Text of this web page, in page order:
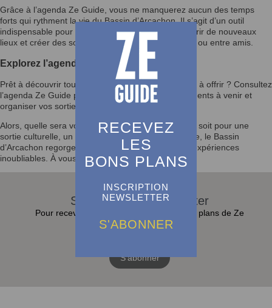
RECEVEZ
LES
BONS PLANS
INSCRIPTION
NEWSLETTER
S'ABONNER
Grâce à l’agenda Ze Guide, vous ne manquerez aucun des temps
forts qui rythment la vie du Bassin d’Arcachon. Il s’agit d’un outil
indispensable pour enrichir votre quotidien, découvrir de nouveaux
lieux et créer des souvenirs mémorables en famille ou entre amis.
Explorez l’agenda et laissez-vous inspirer
Prêt à découvrir tout ce que le Bassin d’Arcachon a à offrir ? Consultez
l’agenda Ze Guide pour rester informé des événements à venir et
organiser vos sorties selon vos envies.
Alors, quelle sera votre prochaine activité ? Que ce soit pour une
sortie culturelle, un festival ou un moment en famille, le Bassin
d’Arcachon regorge d’opportunités pour vivre des expériences
inoubliables. À vous de jouer !
S'abonner à la Newsletter
Pour recevoir toutes les actualités et bons plans de Ze
Guide dans sa boite e-mail :
S'abonner